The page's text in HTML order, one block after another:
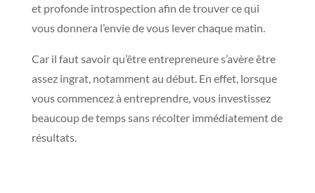
et profonde introspection afin de trouver ce qui
vous donnera l’envie de vous lever chaque matin.
Car il faut savoir qu’être entrepreneure s’avère être
assez ingrat, notamment au début. En effet, lorsque
vous commencez à entreprendre, vous investissez
beaucoup de temps sans récolter immédiatement de
résultats.